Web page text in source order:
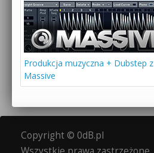
Produkcja muzyczna + Dubstep z
Massive
Copyright © 0dB.pl